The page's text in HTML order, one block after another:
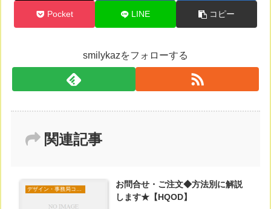
Pocket LINE コピー
smilykazをフォローする
関連記事
お問合せ・ご注文◆方法別に解説
します★【HQOD】